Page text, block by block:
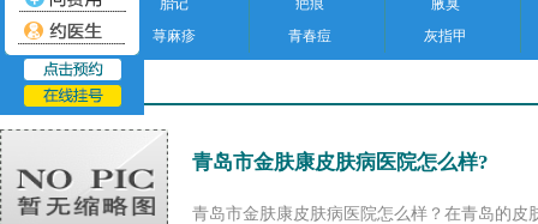
胎记 疤痕
腋臭
荨麻疹
青春痘 灰指甲
医院新闻
青岛市金肤康皮肤病医院怎么样?
青岛市金肤康皮肤病医院怎么样？在青岛的皮